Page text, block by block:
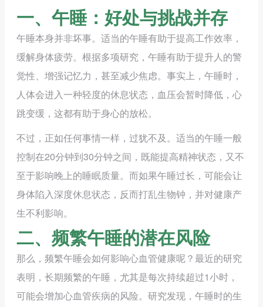
一、午睡：好处与挑战并存
午睡本身并非坏事。适当的午睡有助于提高工作效率，
缓解身体疲劳。根据多项研究，午睡有助于提升人的警
觉性、增强记忆力，甚至减少焦虑。事实上，午睡时，
人体会进入一种轻度的休息状态，血压会暂时降低，心
跳变缓，这都有助于身心的放松。
不过，正如任何事情一样，过犹不及。适当的午睡一般
控制在20分钟到30分钟之间，既能提高精神状态，又不
至于影响晚上的睡眠质量。而如果午睡过长，可能会让
身体陷入深度休息状态，反而打乱生物钟，并对健康产
生不利影响。
二、频繁午睡的潜在风险
那么，频繁午睡会如何影响心血管健康呢？最近的研究
表明，长期频繁的午睡，尤其是每次持续超过1小时，
可能会增加心血管疾病的风险。研究发现，午睡时的生